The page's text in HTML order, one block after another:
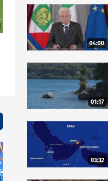
04:00
01:17
03:32